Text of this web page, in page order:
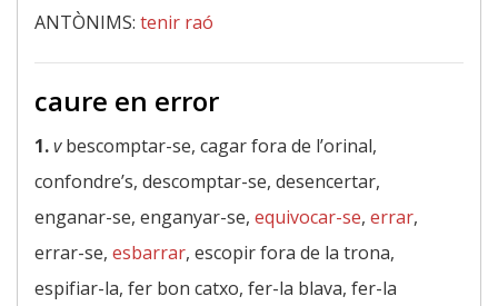
ANTÒNIMS: tenir raó
caure en error
1.vbescomptar-se, cagar fora de l’orinal,
confondre’s, descomptar-se, desencertar,
enganar-se, enganyar-se, equivocar-se, errar,
errar-se, esbarrar, escopir fora de la trona,
espifiar-la, fer bon catxo, fer-la blava, fer-la